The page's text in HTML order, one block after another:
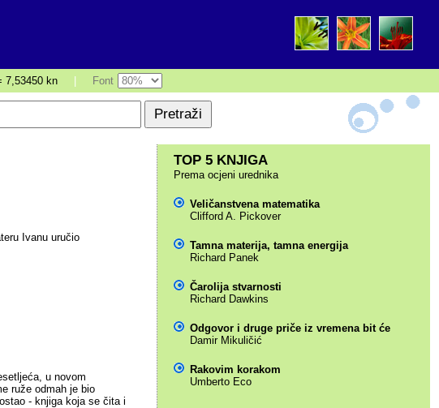
7,53450 kn Font
Ivanu uručio
u novom
ruže odmah je bio
- knjiga koja se čita i
TOP 5 KNJIGA
Prema ocjeni urednika
Veličanstvena matematika
Clifford A. Pickover
Tamna materija, tamna energija
Richard Panek
Čarolija stvarnosti
Richard Dawkins
Odgovor i druge priče iz vremena bit će
Damir Mikuličić
Rakovim korakom
Umberto Eco